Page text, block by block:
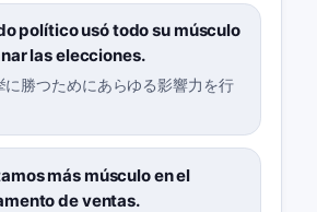
político usó todo su músculo
las elecciones.
に勝つためにあらゆる影響力を行
más músculo en el
de ventas.